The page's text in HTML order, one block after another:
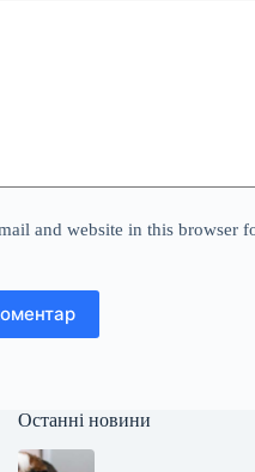
and website in this browser
Останні новини